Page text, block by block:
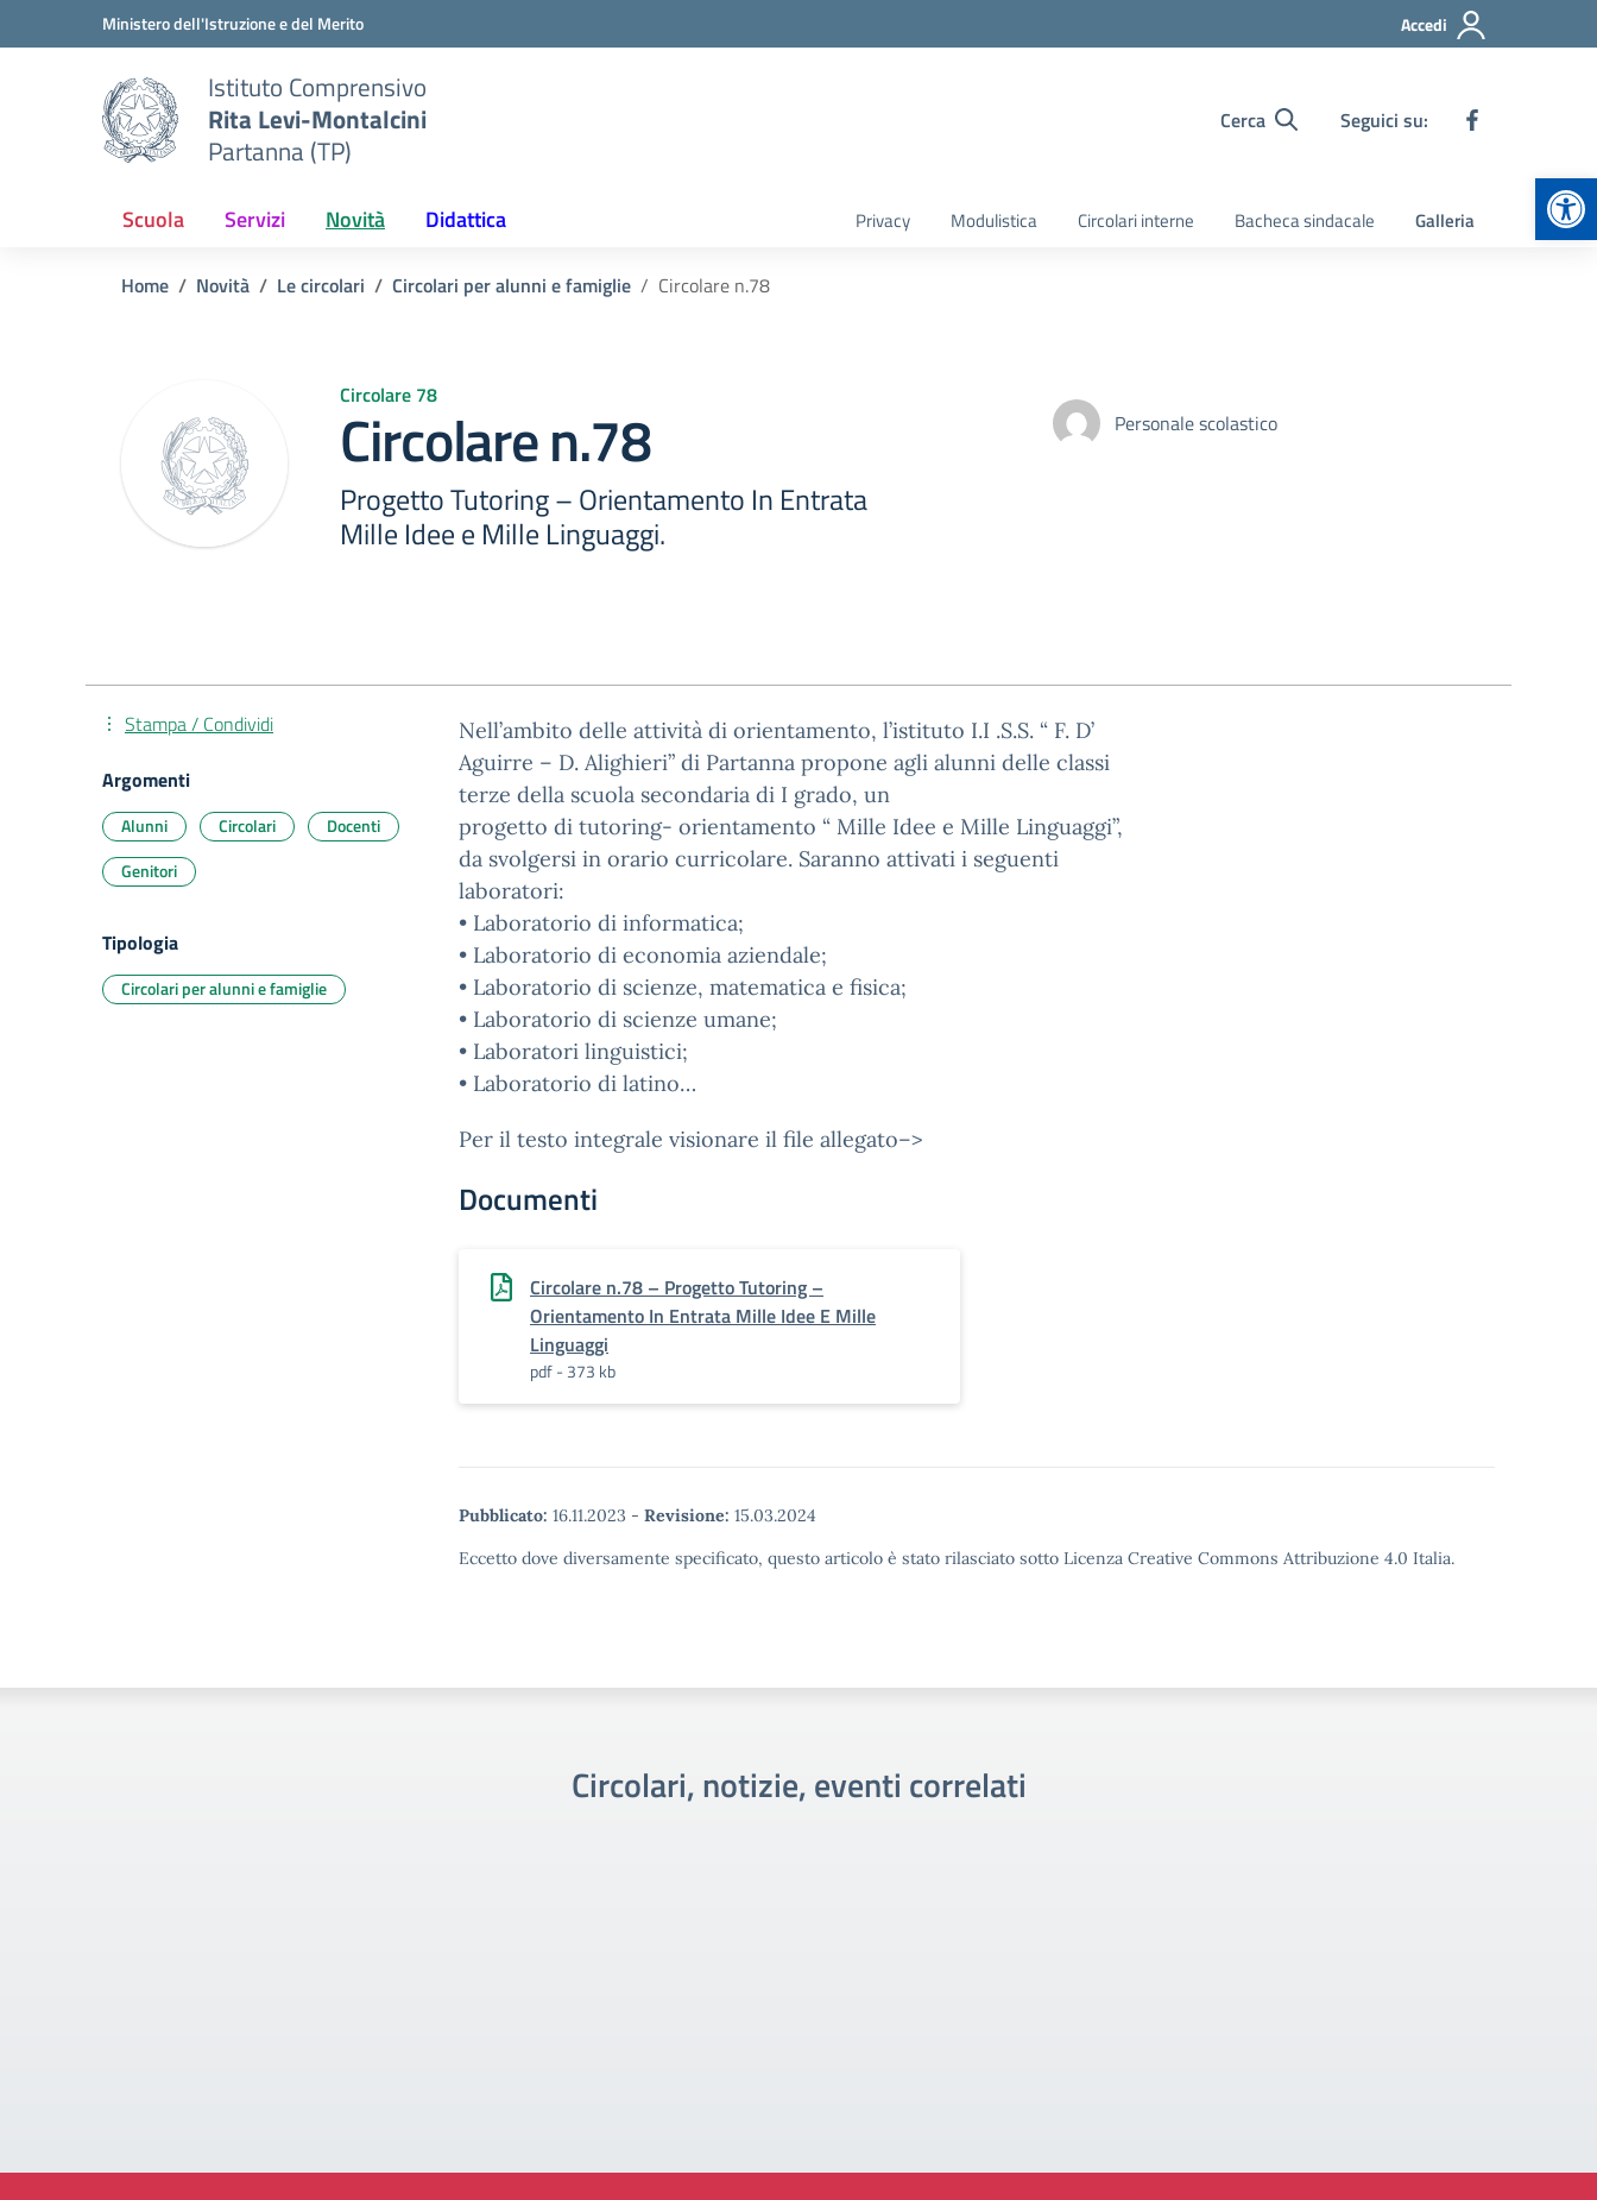
Vai ai contenuti
Vai al menu di navigazioneMinistero dell'Istruzione e del Merito Accedi
Istituto Comprensivo
Rita Levi-Montalcini
Partanna (TP)
Cerca Seguici su:
Scuola Servizi Novità Didattica Privacy Modulistica Circolari interne Bacheca sindacale Galleria
Home Novità Le circolari Circolari per alunni e famiglie Circolare n.78
Circolare 78
Circolare n.78
Progetto Tutoring – Orientamento In Entrata
Mille Idee e Mille Linguaggi.
Personale scolastico
Nell’ambito delle attività di orientamento, l’istituto I.I .S.S. “ F. D’
Aguirre – D. Alighieri” di Partanna propone agli alunni delle classi
terze della scuola secondaria di I grado, un
progetto di tutoring- orientamento “ Mille Idee e Mille Linguaggi”,
da svolgersi in orario curricolare. Saranno attivati i seguenti
laboratori:
• Laboratorio di informatica;
• Laboratorio di economia aziendale;
• Laboratorio di scienze, matematica e fisica;
• Laboratorio di scienze umane;
• Laboratori linguistici;
• Laboratorio di latino…
Per il testo integrale visionare il file allegato–>
Documenti
Circolare n.78 – Progetto Tutoring –
Orientamento In Entrata Mille Idee E Mille
Linguaggi
pdf - 373 kb
Pubblicato: 16.11.2023 - Revisione: 15.03.2024
Eccetto dove diversamente specificato, questo articolo è stato rilasciato sotto Licenza Creative Commons Attribuzione 4.0 Italia.
Stampa / Condividi
Argomenti
Alunni Circolari
Docenti
Genitori
Tipologia
Circolari per alunni e famiglie
Circolari, notizie, eventi correlati